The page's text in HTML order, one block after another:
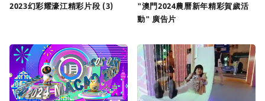
2023幻彩耀濠江精彩片段 (3)
"澳門2024農曆新年精彩賀歲活
動" 廣告片